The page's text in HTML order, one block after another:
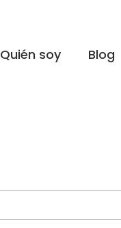
Quién soy Blog